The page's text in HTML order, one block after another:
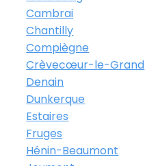
Cambrai
Chantilly
Compiègne
Crèvecœur-le-Grand
Denain
Dunkerque
Estaires
Fruges
Hénin-Beaumont